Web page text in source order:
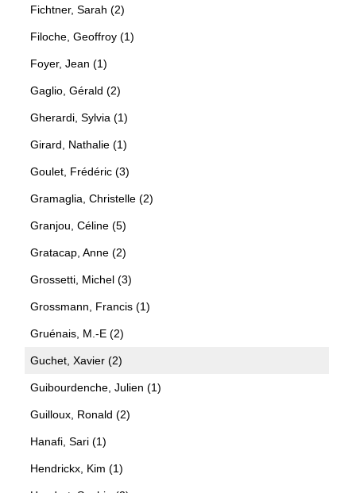
Fichtner, Sarah (2)
Filoche, Geoffroy (1)
Foyer, Jean (1)
Gaglio, Gérald (2)
Gherardi, Sylvia (1)
Girard, Nathalie (1)
Goulet, Frédéric (3)
Gramaglia, Christelle (2)
Granjou, Céline (5)
Gratacap, Anne (2)
Grossetti, Michel (3)
Grossmann, Francis (1)
Gruénais, M.-E (2)
Guchet, Xavier (2)
Guibourdenche, Julien (1)
Guilloux, Ronald (2)
Hanafi, Sari (1)
Hendrickx, Kim (1)